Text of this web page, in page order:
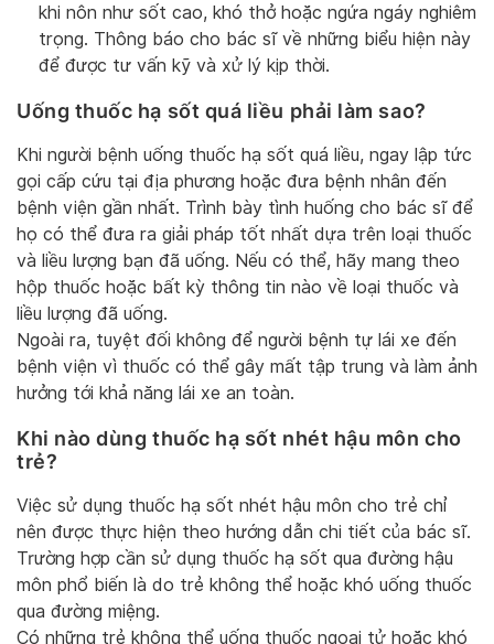
khi nôn như sốt cao, khó thở hoặc ngứa ngáy nghiêm
trọng. Thông báo cho bác sĩ về những biểu hiện này
để được tư vấn kỹ và xử lý kịp thời.
Uống thuốc hạ sốt quá liều phải làm sao?
Khi người bệnh uống thuốc hạ sốt quá liều, ngay lập tức
gọi cấp cứu tại địa phương hoặc đưa bệnh nhân đến
bệnh viện gần nhất. Trình bày tình huống cho bác sĩ để
họ có thể đưa ra giải pháp tốt nhất dựa trên loại thuốc
và liều lượng bạn đã uống. Nếu có thể, hãy mang theo
hộp thuốc hoặc bất kỳ thông tin nào về loại thuốc và
liều lượng đã uống.
Ngoài ra, tuyệt đối không để người bệnh tự lái xe đến
bệnh viện vì thuốc có thể gây mất tập trung và làm ảnh
hưởng tới khả năng lái xe an toàn.
Khi nào dùng thuốc hạ sốt nhét hậu môn cho
trẻ?
Việc sử dụng thuốc hạ sốt nhét hậu môn cho trẻ chỉ
nên được thực hiện theo hướng dẫn chi tiết của bác sĩ.
Trường hợp cần sử dụng thuốc hạ sốt qua đường hậu
môn phổ biến là do trẻ không thể hoặc khó uống thuốc
qua đường miệng.
Có những trẻ không thể uống thuốc ngoại tử hoặc khó